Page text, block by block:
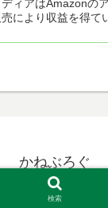
ィアはAmazonの
により収益を得て
かねぶろぐ
© 2021 かねぶろぐ.
検索